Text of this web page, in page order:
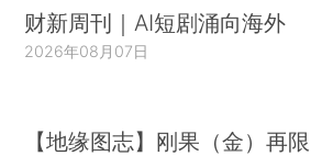
财新周刊｜AI短剧涌向海外
2026年08月07日
【地缘图志】刚果（金）再限